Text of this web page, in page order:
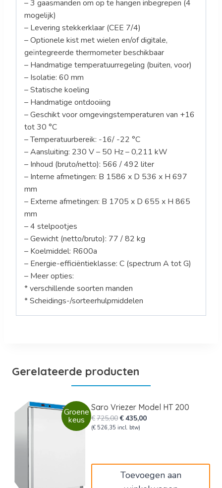
– 3 gaasmanden om op te hangen inbegrepen (4
mogelijk)
– Levering stekkerklaar (CEE 7/4)
– Optionele kist met wielen en/of digitale,
geïntegreerde thermometer beschikbaar
– Handmatige temperatuurregeling (buiten, voor)
– Isolatie: 60 mm
– Statische koeling
– Handmatige ontdooiing
– Geschikt voor omgevingstemperaturen van +16
tot 30 °C
– Temperatuurbereik: -16/ -22 °C
– Aansluiting: 230 V – 50 Hz – 0,211 kW
– Inhoud (bruto/netto): 566 / 492 liter
– Interne afmetingen: B 1586 x D 536 x H 697
mm
– Externe afmetingen: B 1705 x D 655 x H 865
mm
– 4 stelpootjes
– Gewicht (netto/bruto): 77 / 82 kg
– Koelmiddel: R600a
– Energie-efficiëntieklasse: C (spectrum A tot G)
– Meer opties:
* verschillende soorten manden
* Scheidings-/sorteerhulpmiddelen
Gerelateerde producten
Groene
keus
Saro Vriezer Model HT 200
€725,00Oorspronkelijke
prijs
€435,00Huidige
(€ 526,35 incl. btw)
Toevoegen aan